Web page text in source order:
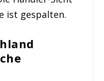
ist gespalten.